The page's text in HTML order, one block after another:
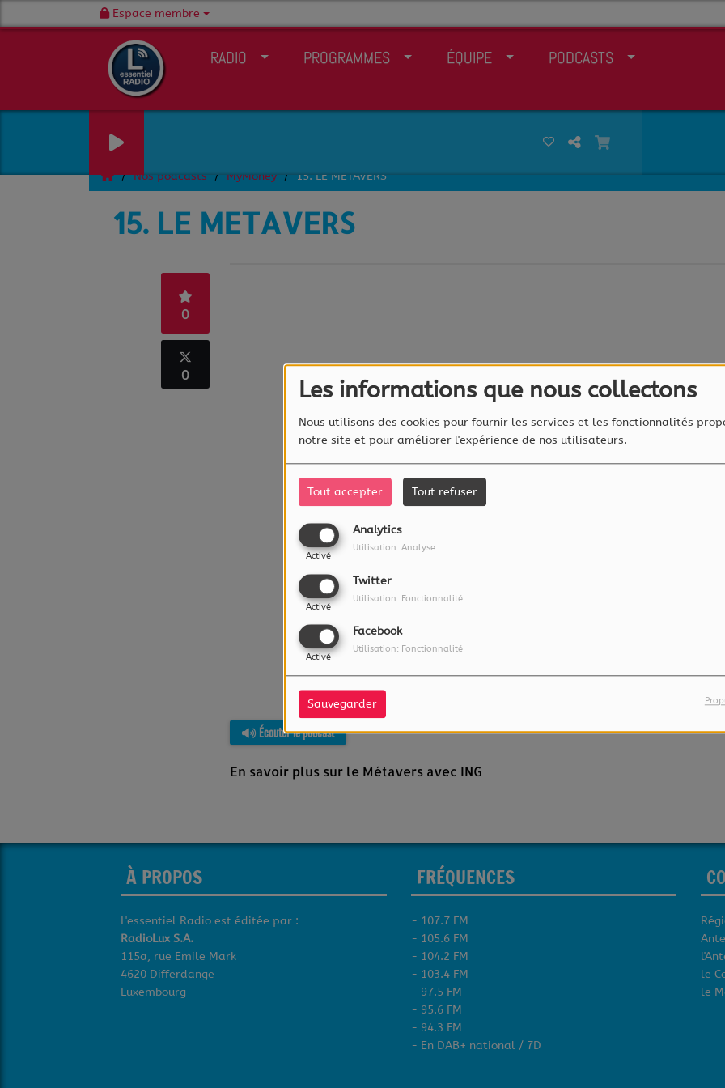
Les informations que nous collectons
Nous utilisons des cookies pour fournir les services et les fonctionnalités
notre site et pour améliorer l'expérience de nos utilisateurs.
Tout accepter Tout refuser
Analytics
Activé
Utilisation: Analyse
Twitter
Activé
Utilisation: Fonctionnalité
Facebook
Activé
Utilisation: Fonctionnalité
Sauvegarder
Espace membre
RADIO PROGRAMMES ÉQUIPE PODCASTS
Nos podcasts MyMoney 15. LE METAVERS
15. LE METAVERS
0
0
Écouter le podcast
En savoir plus sur le Métavers avec ING
À PROPOS
L'essentiel Radio est éditée par :
RadioLux S.A.
115a, rue Emile Mark
4620 Differdange
Luxembourg
FRÉQUENCES
- 107.7 FM
- 105.6 FM
- 104.2 FM
- 103.4 FM
- 97.5 FM
- 95.6 FM
- 94.3 FM
- En DAB+ national / 7D
le
le